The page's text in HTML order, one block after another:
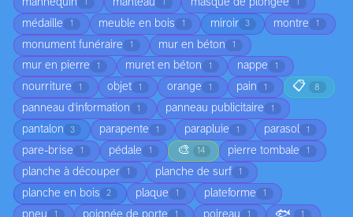
1 1 1
médaille 1 meuble en bois 1 miroir 3 montre 1
monument funéraire 1 mur en béton 1
mur en pierre 1 muret en béton 1 nappe 1
nourriture 1 objet 1 orange 1 pain 1 📋 8
panneau d'information 1 panneau publicitaire 1
pantalon 3 parapente 1 parapluie 1 parasol 1
pare-brise 1 pédale 1 🎨 14 pierre tombale 1
planche à découper 1 planche de surf 1
planche en bois 2 plaque 1 plateforme 1
pneu 1 poignée de porte 1 poireau 1 🐟 1